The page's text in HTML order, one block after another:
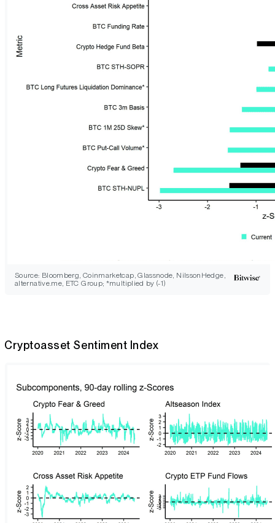
Source: Bloomberg, Coinmarketcap, Glassnode, NilssonHedge,
alternative.me, ETC Group; *multiplied by (-1)
Cryptoasset Sentiment Index